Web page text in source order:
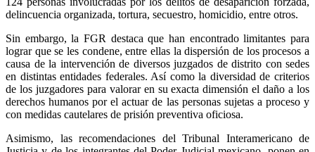
Whatsapp
Linkedin
delincuencia organizada, tortura, secuestro, homicidio, entre otros.
Sin embargo, la FGR destaca que han encontrado limitantes para
lograr que se les condene, entre ellas la dispersión de los procesos a
causa de la intervención de diversos juzgados de distrito con sedes
en distintas entidades federales. Así como la diversidad de criterios
de los juzgadores para valorar en su exacta dimensión el daño a los
derechos humanos por el actuar de las personas sujetas a proceso y
con medidas cautelares de prisión preventiva oficiosa.
Asimismo, las recomendaciones del Tribunal Interamericano de